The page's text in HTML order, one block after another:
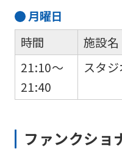
月曜日
時間
21:10～
21:40
施設名
スタジ
ファンクショ